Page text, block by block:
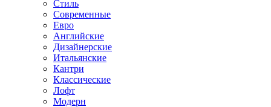
Стиль
Современные
Евро
Английские
Дизайнерские
Итальянские
Кантри
Классические
Лофт
Модерн